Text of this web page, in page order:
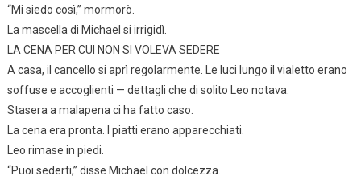
“Mi siedo così,” mormorò.
La mascella di Michael si irrigidì.
LA CENA PER CUI NON SI VOLEVA SEDERE
A casa, il cancello si aprì regolarmente. Le luci lungo il vialetto erano
soffuse e accoglienti — dettagli che di solito Leo notava.
Stasera a malapena ci ha fatto caso.
La cena era pronta. I piatti erano apparecchiati.
Leo rimase in piedi.
“Puoi sederti,” disse Michael con dolcezza.